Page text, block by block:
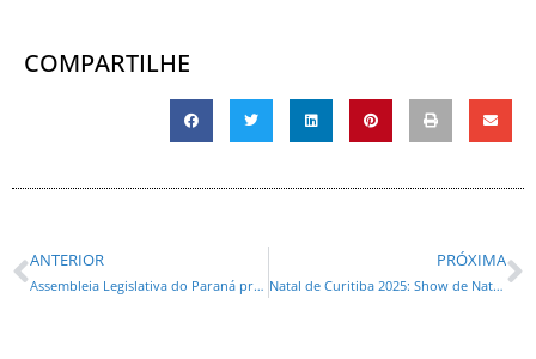
COMPARTILHE
ANTERIOR
Assembleia Legislativa do Paraná promulga seu primeiro Código de Ética na próxima segunda (22)
PRÓXIMA
Natal de Curitiba 2025: Show de Natal da Disney terá sessões extras em Curitiba; veja a data da venda de ingressos